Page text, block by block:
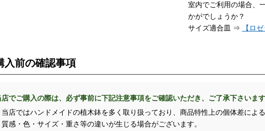
室内でご利用の場合、
かがでしょうか？
サイズ適合皿 ⇒
【ロ
入前の確認事項
店でご購入の際は、必ず事前に下記注意事項をご確認いただき、ご了承下さいま
当店ではハンドメイドの植木鉢を多く取り扱っており、商品特性上の個体差による
感・色・サイズ・重さ等の違いが生じる場合がございます。